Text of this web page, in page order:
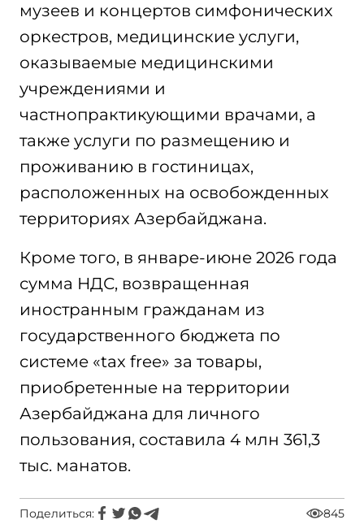
музеев и концертов симфонических
оркестров, медицинские услуги,
оказываемые медицинскими
учреждениями и
частнопрактикующими врачами, а
также услуги по размещению и
проживанию в гостиницах,
расположенных на освобожденных
территориях Азербайджана.
Кроме того, в январе-июне 2026 года
сумма НДС, возвращенная
иностранным гражданам из
государственного бюджета по
системе «tax free» за товары,
приобретенные на территории
Азербайджана для личного
пользования, составила 4 млн 361,3
тыс. манатов.
Поделиться: 845